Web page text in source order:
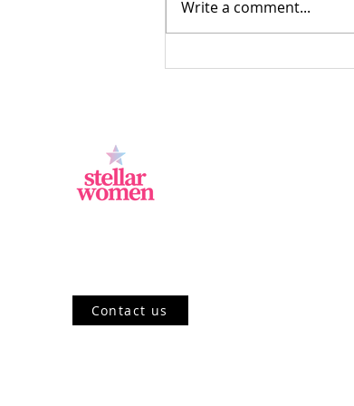
Write a comment...
Contact us